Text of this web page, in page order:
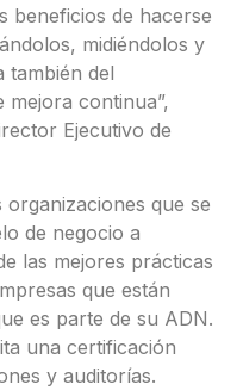
beneficios de hacerse
midiéndolos y
también del
continua”,
Ejecutivo de
organizaciones que se
de negocio a
las mejores prácticas
que están
es parte de su ADN.
una certificación
y auditorías.